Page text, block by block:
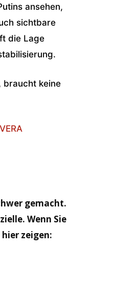
ansehen,
sichtbare
die Lage
braucht keine
VERA
gemacht.
Wenn Sie
zeigen: